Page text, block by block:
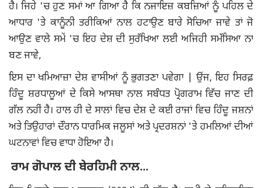
ਹੈ। ਜਿਹੇ 'ਚ ਹੁਣ ਸਮਾਂ ਆ ਗਿਆ ਹੈ ਕਿ ਨਜਾਇਜ਼ ਕਬਜ਼ਿਆਂ ਨੂੰ ਪਹਿਲ ਦੇ
ਆਧਾਰ 'ਤੇ ਕਾਨੂੰਨੀ ਤਰੀਕਿਆਂ ਨਾਲ ਹਟਾਉਣ ਬਾਰੇ ਸੋਚਿਆ ਜਾਵੇ ਤਾਂ ਜੋ
ਆਉਣ ਵਾਲੇ ਸਮੇਂ 'ਚ ਇਹ ਦੇਸ਼ ਦੀ ਸੁਰੱਖਿਆ ਲਈ ਅਜਿਹੀ ਸਮੱਸਿਆ ਨਾ
ਬਣ ਜਾਵੇ,
ਇਸ ਦਾ ਖਮਿਆਜ਼ਾ ਦੇਸ਼ ਵਾਸੀਆਂ ਨੂੰ ਭੁਗਤਣਾ ਪਵੇਗਾ | ਉਂਜ, ਇਹ ਸਿਰਫ਼
ਹਿੰਦੂ ਸ਼ਰਧਾਲੂਆਂ ਦੇ ਕਿਸੇ ਆਸਥਾ ਨਾਲ ਸਬੰਧਤ ਪ੍ਰੋਗਰਾਮ ਵਿੱਚ ਜਾਣ ਦੀ
ਗੱਲ ਨਹੀਂ ਹੈ। ਹਾਲ ਹੀ ਦੇ ਸਾਲਾਂ ਵਿਚ ਦੇਸ਼ ਦੇ ਕਈ ਰਾਜਾਂ ਵਿਚ ਹਿੰਦੂ ਜਸ਼ਨਾਂ
ਅਤੇ ਤਿਉਹਾਰਾਂ ਦੌਰਾਨ ਧਾਰਮਿਕ ਜਲੂਸਾਂ ਅਤੇ ਪ੍ਰਦਰਸ਼ਨਾਂ 'ਤੇ ਹਮਲਿਆਂ ਦੀਆਂ
ਘਟਨਾਵਾਂ ਵਿਚ ਵਾਧਾ ਹੋਇਆ ਹੈ।
ਰਾਮ ਗੋਪਾਲ ਦੀ ਬੇਰਹਿਮੀ ਨਾਲ...